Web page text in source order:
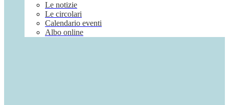
Le notizie
Le circolari
Calendario eventi
Albo online